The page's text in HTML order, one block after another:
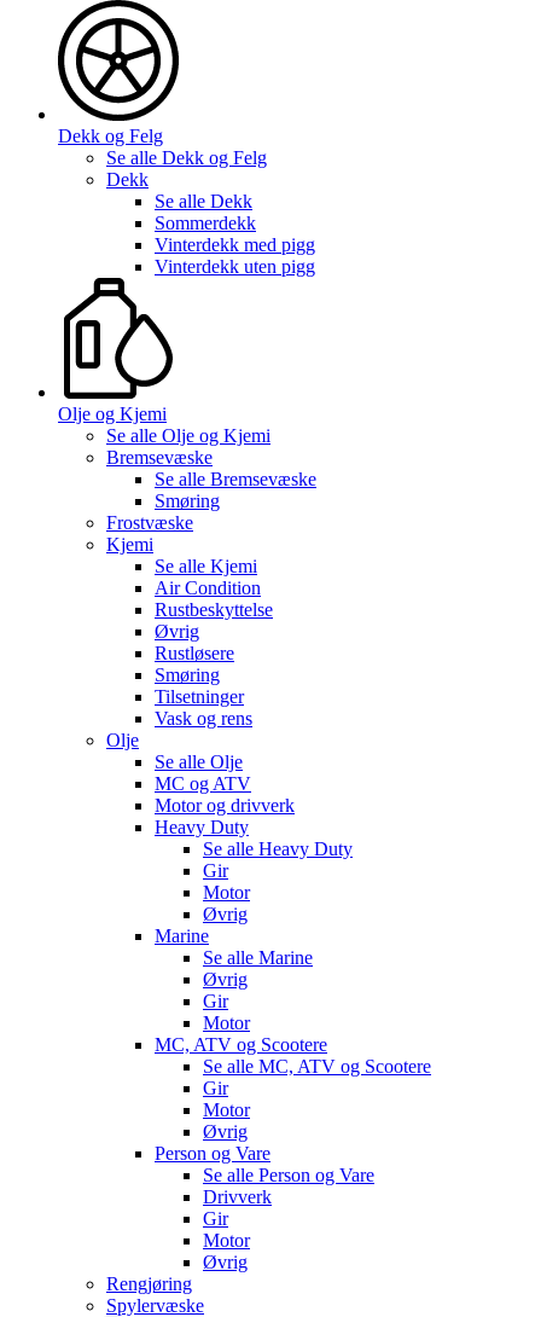
Dekk og Felg
Se alle Dekk og Felg
Dekk
Se alle Dekk
Sommerdekk
Vinterdekk med pigg
Vinterdekk uten pigg
Olje og Kjemi
Se alle Olje og Kjemi
Bremsevæske
Se alle Bremsevæske
Smøring
Frostvæske
Kjemi
Se alle Kjemi
Air Condition
Rustbeskyttelse
Øvrig
Rustløsere
Smøring
Tilsetninger
Vask og rens
Olje
Se alle Olje
MC og ATV
Motor og drivverk
Heavy Duty
Se alle Heavy Duty
Gir
Motor
Øvrig
Marine
Se alle Marine
Øvrig
Gir
Motor
MC, ATV og Scootere
Se alle MC, ATV og Scootere
Gir
Motor
Øvrig
Person og Vare
Se alle Person og Vare
Drivverk
Gir
Motor
Øvrig
Rengjøring
Spylervæske